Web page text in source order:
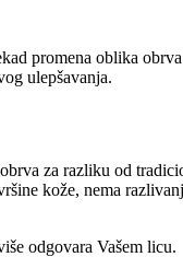
promena oblika
ulepšavanja.
za razliku od
kože, nema
odgovara Vašem licu.